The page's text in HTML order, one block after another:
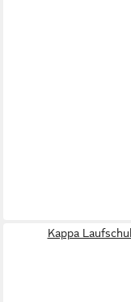
Kappa